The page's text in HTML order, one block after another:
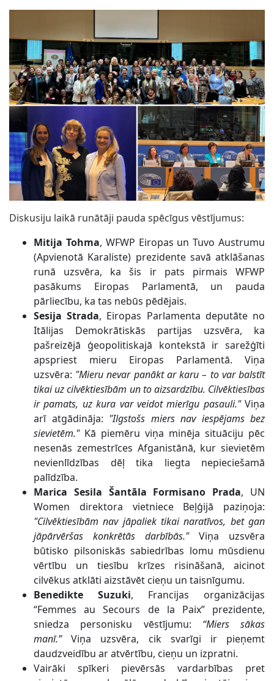
Diskusiju laikā runātāji pauda spēcīgus vēstījumus:
Mitija Tohma, WFWP Eiropas un Tuvo Austrumu
(Apvienotā Karaliste) prezidente savā atklāšanas
runā uzsvēra, ka šis ir pats pirmais WFWP
pasākums Eiropas Parlamentā, un pauda
pārliecību, ka tas nebūs pēdējais.
Sesija Strada, Eiropas Parlamenta deputāte no
Itālijas Demokrātiskās partijas uzsvēra, ka
pašreizējā ģeopolitiskajā kontekstā ir sarežģīti
apspriest mieru Eiropas Parlamentā. Viņa
uzsvēra: "Mieru nevar panākt ar karu – to var balstīt
tikai uz cilvēktiesībām un to aizsardzību. Cilvēktiesības
ir pamats, uz kura var veidot mierīgu pasauli."Viņa
arī atgādināja: "Ilgstošs miers nav iespējams bez
sievietēm."Kā piemēru viņa minēja situāciju pēc
nesenās zemestrīces Afganistānā, kur sievietēm
nevienlīdzības dēļ tika liegta nepieciešamā
palīdzība.
Marica Sesila Šantāla Formisano Prada, UN
Women direktora vietniece Beļģijā paziņoja:
"Cilvēktiesībām nav jāpaliek tikai naratīvos, bet gan
jāpārvēršas konkrētās darbībās."Viņa uzsvēra
būtisko pilsoniskās sabiedrības lomu mūsdienu
vērtību un tiesību krīzes risināšanā, aicinot
cilvēkus atklāti aizstāvēt cieņu un taisnīgumu.
Benedikte Suzuki, Francijas organizācijas
“Femmes au Secours de la Paix” prezidente,
sniedza personisku vēstījumu: “Miers sākas
manī.”Viņa uzsvēra, cik svarīgi ir pieņemt
daudzveidību ar atvērtību, cieņu un izpratni.
Vairāki spīkeri pievērsās vardarbības pret